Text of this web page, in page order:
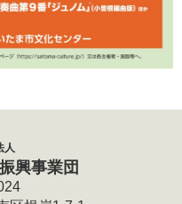
人
興事業団